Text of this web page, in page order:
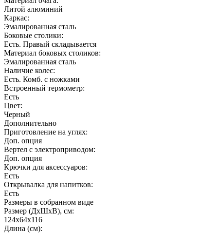
Литой алюминий
Каркас:
Эмалированная сталь
Боковые столики:
Есть. Правый складывается
Материал боковых столиков:
Эмалированная сталь
Наличие колес:
Есть. Комб. с ножками
Встроенный термометр:
Есть
Цвет:
Черный
Дополнительно
Приготовление на углях:
Доп. опция
Вертел с электроприводом:
Доп. опция
Крючки для аксессуаров:
Есть
Открывалка для напитков:
Есть
Размеры в собранном виде
Размер (ДхШхВ), см:
124х64х116
Длина (см):